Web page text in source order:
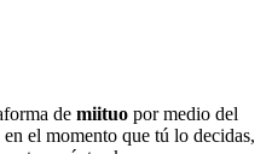
de miituo por medio del
el momento que tú lo decidas,